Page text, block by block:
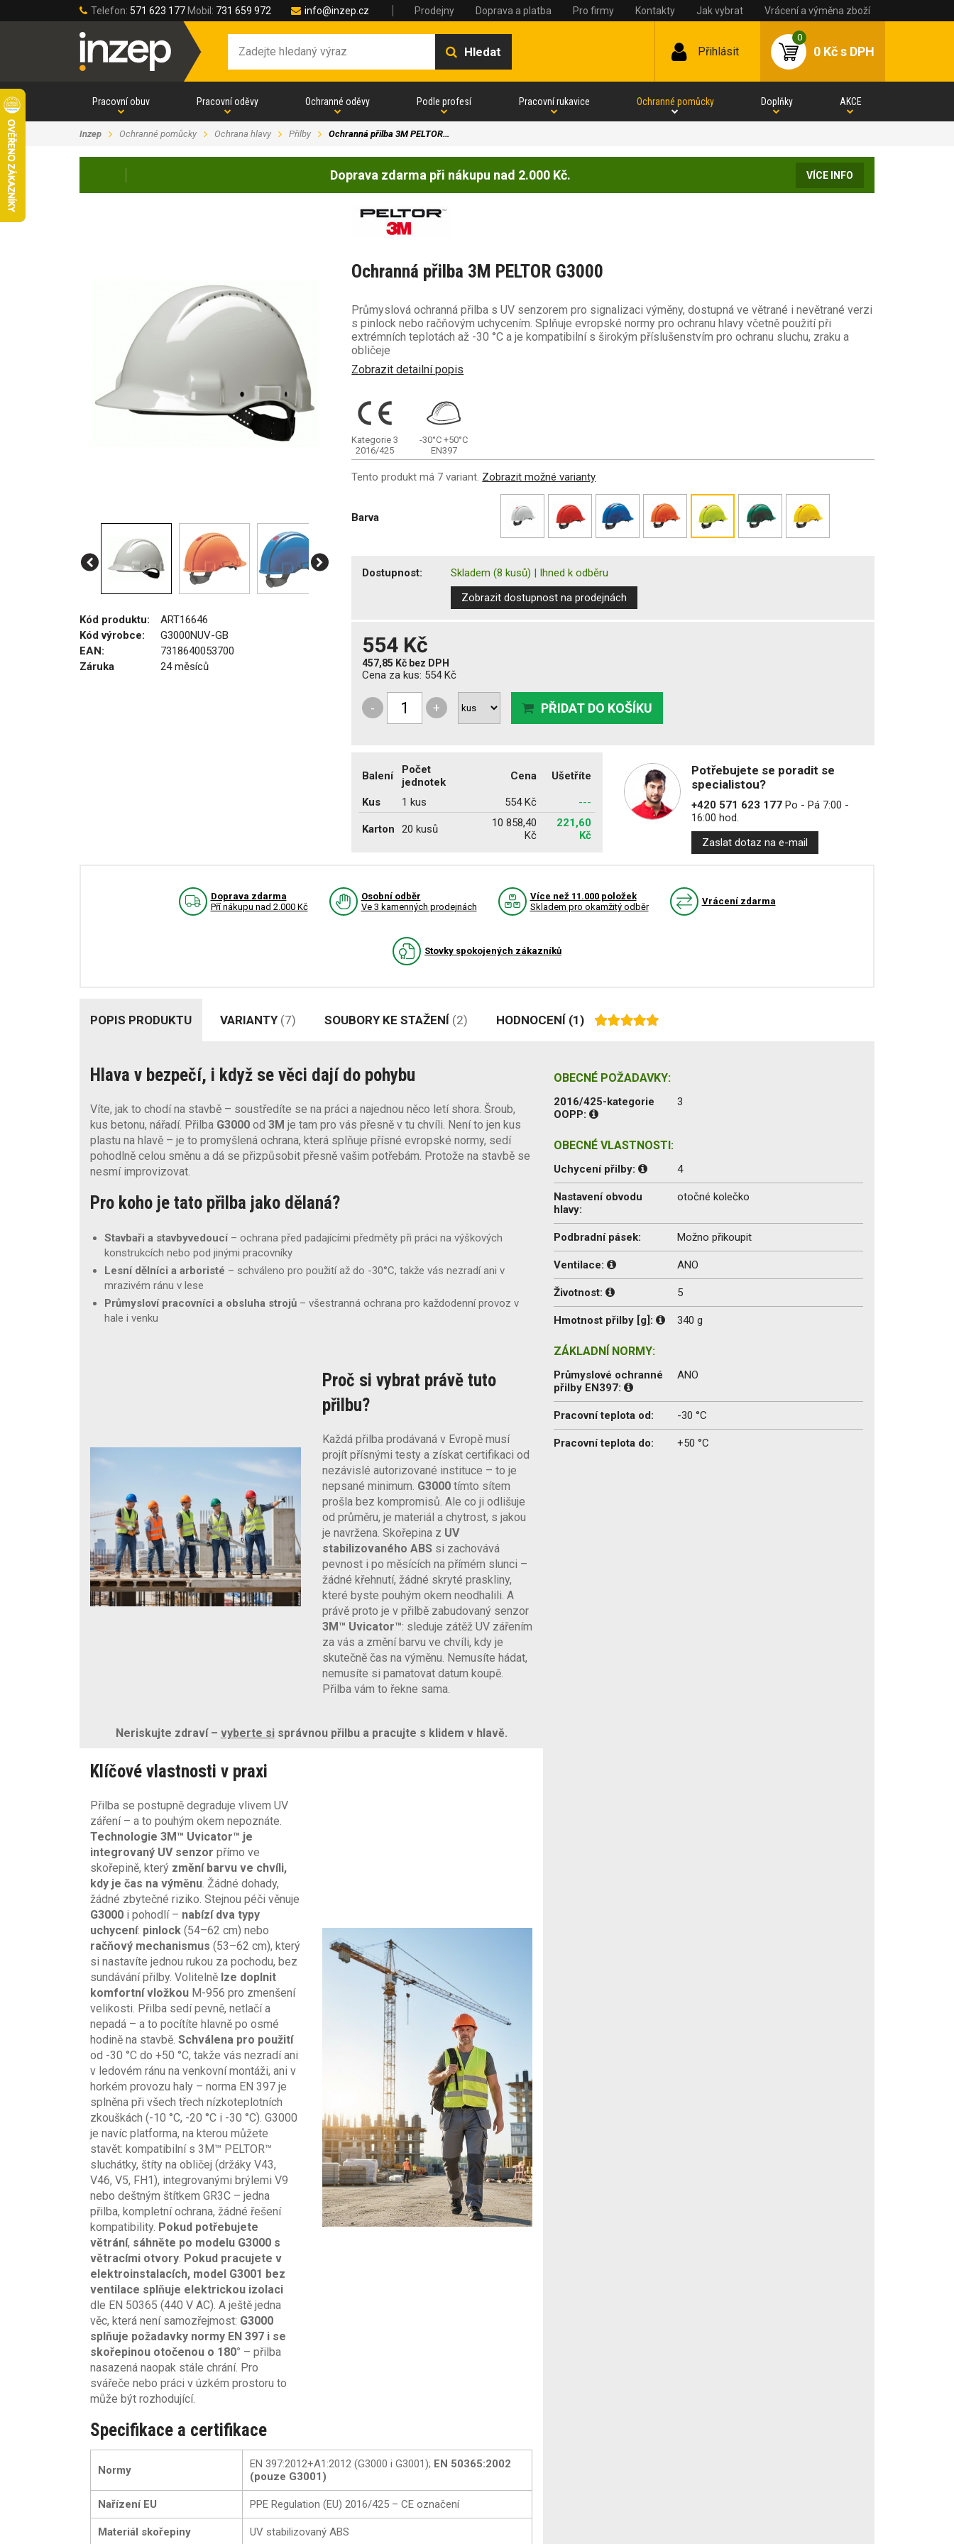
Telefon: 571 623 177 Mobil: 731 659 972 info@inzep.cz Prodejny Doprava a platba Pro firmy Kontakty Jak vybrat Vrácení a výměna zboží
Hledat Přihlásit
0
0 Kčs DPH
Pracovní obuv Pracovní oděvy Ochranné oděvy Podle profesí Pracovní rukavice Ochranné pomůcky Doplňky AKCE
Inzep Ochranné pomůcky Ochrana hlavy Přilby Ochranná přilba 3M PELTOR…
Doprava zdarma při nákupu nad 2.000 Kč. VÍCE INFO
Kód produktu:
ART16646
Kód výrobce:
G3000NUV-GB
EAN:
7318640053700
Záruka
24 měsíců
Ochranná přilba 3M PELTOR G3000
Průmyslová ochranná přilba s UV senzorem pro signalizaci výměny, dostupná ve větrané i nevětrané verzi
s pinlock nebo račňovým uchycením. Splňuje evropské normy pro ochranu hlavy včetně použití při
extrémních teplotách až -30 °C a je kompatibilní s širokým příslušenstvím pro ochranu sluchu, zraku a
obličeje
Zobrazit detailní popis
Kategorie 3
2016/425
-30°C+50°C
EN397
Tento produkt má 7 variant. Zobrazit možné varianty
Barva
Dostupnost: Skladem (8 kusů) | Ihned k odběru
Zobrazit dostupnost na prodejnách
554 Kč
457,85 Kč bez DPH
Cena za kus: 554 Kč
- + PŘIDAT DO KOŠÍKU
Balení
Počet
jednotek
Cena Ušetříte
Kus 1 kus 554 Kč ---
Karton 20 kusů
10 858,40
Kč
221,60
Kč
Potřebujete se poradit se
specialistou?
+420 571 623 177Po - Pá 7:00 -
16:00 hod.
Zaslat dotaz na e-mail
Doprava zdarma
Pří nákupu nad 2.000 Kč
Osobní odběr
Ve 3 kamenných prodejnách
Více než 11.000 položek
Skladem pro okamžitý odběr
Vrácení zdarma
Stovky spokojených zákazníků
POPIS PRODUKTU VARIANTY (7) SOUBORY KE STAŽENÍ (2) HODNOCENÍ (1)
Hlava v bezpečí, i když se věci dají do pohybu
Víte, jak to chodí na stavbě – soustředíte se na práci a najednou něco letí shora. Šroub,
kus betonu, nářadí. Přilba G3000 od 3M je tam pro vás přesně v tu chvíli. Není to jen kus
plastu na hlavě – je to promyšlená ochrana, která splňuje přísné evropské normy, sedí
pohodlně celou směnu a dá se přizpůsobit přesně vašim potřebám. Protože na stavbě se
nesmí improvizovat.
Pro koho je tato přilba jako dělaná?
Stavbaři a stavbyvedoucí– ochrana před padajícími předměty při práci na výškových
konstrukcích nebo pod jinými pracovníky
Lesní dělníci a arboristé – schváleno pro použití až do -30°C, takže vás nezradí ani v
mrazivém ránu v lese
Průmysloví pracovníci a obsluha strojů – všestranná ochrana pro každodenní provoz v
hale i venku
Proč si vybrat právě tuto
přilbu?
Každá přilba prodávaná v Evropě musí
projít přísnými testy a získat certifikaci od
nezávislé autorizované instituce – to je
nepsané minimum. G3000 tímto sítem
prošla bez kompromisů. Ale co ji odlišuje
od průměru, je materiál a chytrost, s jakou
je navržena. Skořepina z UV
stabilizovaného ABSsi zachovává
pevnost i po měsících na přímém slunci –
žádné křehnutí, žádné skryté praskliny,
které byste pouhým okem neodhalili. A
právě proto je v přilbě zabudovaný senzor
3M™ Uvicator™: sleduje zátěž UV zářením
za vás a změní barvu ve chvíli, kdy je
skutečně čas na výměnu. Nemusíte hádat,
nemusíte si pamatovat datum koupě.
Přilba vám to řekne sama.
Neriskujte zdraví – vyberte sisprávnou přilbu a pracujte s klidem v hlavě.
Klíčové vlastnosti v praxi
Přilba se postupně degraduje vlivem UV
záření – a to pouhým okem nepoznáte.
Technologie 3M™ Uvicator™ je
integrovaný UV senzor přímo ve
skořepině, který změní barvu ve chvíli,
kdy je čas na výměnu . Žádné dohady,
žádné zbytečné riziko. Stejnou péči věnuje
G3000 i pohodlí – nabízí dva typy
uchycení: pinlock (54–62 cm) nebo
račňový mechanismus (53–62 cm), který
si nastavíte jednou rukou za pochodu, bez
sundávání přilby. Volitelně lze doplnit
komfortní vložkou M-956 pro zmenšení
velikosti. Přilba sedí pevně, netlačí a
nepadá – a to pocítíte hlavně po osmé
hodině na stavbě. Schválena pro použití
od -30 °C do +50 °C, takže vás nezradí ani
v ledovém ránu na venkovní montáži, ani v
horkém provozu haly – norma EN 397 je
splněna při všech třech nízkoteplotních
zkouškách (-10 °C, -20 °C i -30 °C). G3000
je navíc platforma, na kterou můžete
stavět: kompatibilní s 3M™ PELTOR™
sluchátky, štíty na obličej (držáky V43,
V46, V5, FH1), integrovanými brýlemi V9
nebo deštným štítkem GR3C – jedna
přilba, kompletní ochrana, žádné řešení
kompatibility. Pokud potřebujete
větrání, sáhněte po modelu G3000 s
větracími otvory Pokud pracujete v
elektroinstalacích, model G3001 bez
ventilace splňuje elektrickou izolaci
dle EN 50365 (440 V AC). A ještě jedna
věc, která není samozřejmost: G3000
splňuje požadavky normy EN 397 i se
skořepinou otočenou o 180° – přilba
nasazená naopak stále chrání. Pro
svářeče nebo práci v úzkém prostoru to
může být rozhodující.
Specifikace a certifikace
Normy EN 397:2012+A1:2012 (G3000 i G3001); EN 50365:2002
(pouze G3001)
Nařízení EU PPE Regulation (EU) 2016/425 – CE označení
Materiál skořepiny UV stabilizovaný ABS
OBECNÉ POŽADAVKY:
2016/425-kategorie
OOPP:
3
OBECNÉ VLASTNOSTI:
Uchycení přilby: 4
Nastavení obvodu
hlavy:
otočné kolečko
Podbradní pásek: Možno přikoupit
Ventilace: ANO
Životnost: 5
Hmotnost přilby [g]: 340 g
ZÁKLADNÍ NORMY:
Průmyslové ochranné
přilby EN397:
ANO
Pracovní teplota od: -30 °C
Pracovní teplota do: +50 °C